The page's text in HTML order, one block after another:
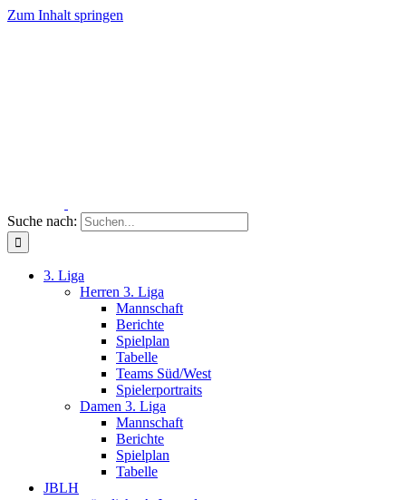
Zum Inhalt springen
Suche nach:
3. Liga
Herren 3. Liga
Mannschaft
Berichte
Spielplan
Tabelle
Teams Süd/West
Spielerportraits
Damen 3. Liga
Mannschaft
Berichte
Spielplan
Tabelle
JBLH